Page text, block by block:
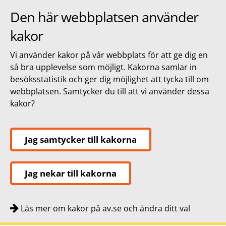
Den här webbplatsen använder
kakor
Vi använder kakor på vår webbplats för att ge dig en
så bra upplevelse som möjligt. Kakorna samlar in
besöksstatistik och ger dig möjlighet att tycka till om
webbplatsen. Samtycker du till att vi använder dessa
kakor?
Jag samtycker till kakorna
Jag nekar till kakorna
Läs mer om kakor på av.se och ändra ditt val